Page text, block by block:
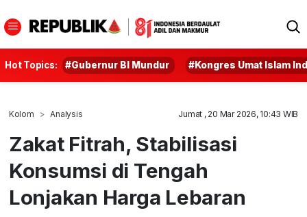
Hot Topics: #Gubernur BI Mundur #Kongres Umat Islam
Kolom Analysis Jumat , 20 Mar 2026, 10:43 WIB
Zakat Fitrah, Stabilisasi
Konsumsi di Tengah
Lonjakan Harga Lebaran